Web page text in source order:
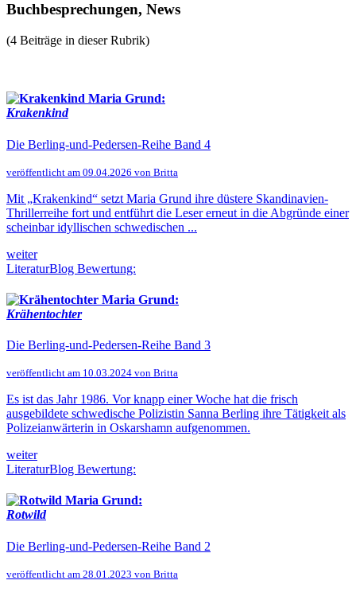
Buchbesprechungen, News
(4 Beiträge in dieser Rubrik)
Maria Grund:
Krakenkind
Die Berling-und-Pedersen-Reihe Band 4
veröffentlicht am 09.04.2026 von Britta
Mit „Krakenkind“ setzt Maria Grund ihre düstere Skandinavien-
Thrillerreihe fort und entführt die Leser erneut in die Abgründe einer
scheinbar idyllischen schwedischen ...
weiter
LiteraturBlog Bewertung:
Maria Grund:
Krähentochter
Die Berling-und-Pedersen-Reihe Band 3
veröffentlicht am 10.03.2024 von Britta
Es ist das Jahr 1986. Vor knapp einer Woche hat die frisch
ausgebildete schwedische Polizistin Sanna Berling ihre Tätigkeit als
Polizeianwärterin in Oskarshamn aufgenommen.
weiter
LiteraturBlog Bewertung:
Maria Grund:
Rotwild
Die Berling-und-Pedersen-Reihe Band 2
veröffentlicht am 28.01.2023 von Britta